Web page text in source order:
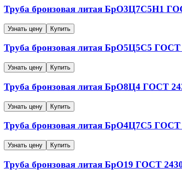
Труба бронзовая литая БрО3Ц7С5Н1
Узнать цену Купить
Труба бронзовая литая БрО5Ц5С5 ГОСТ
Узнать цену Купить
Труба бронзовая литая БрО8Ц4 ГОСТ
Узнать цену Купить
Труба бронзовая литая БрО4Ц7С5 ГОСТ
Узнать цену Купить
Труба бронзовая литая БрО19 ГОСТ